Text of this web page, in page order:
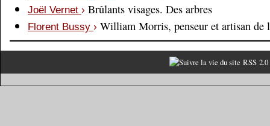
Joël Vernet › Brûlants visages. Des arbres
Florent Bussy › William Morris, penseur et artisan de
RSS 2.0